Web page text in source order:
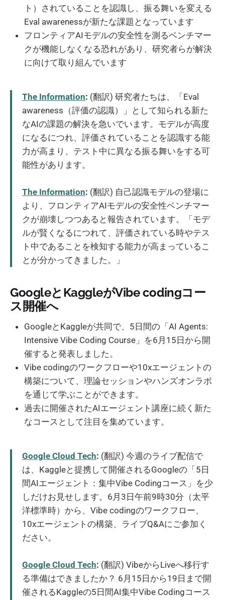
ト）されていることを認識し、振る舞いを変える
Eval awarenessが新たな課題となっています
フロンティアAIモデルの安全性を測るベンチマー
クが機能しなくなる恐れがあり、研究者らが解決
に向けて取り組んでいます
The Information: (翻訳) 研究者たちは、「Eval
awareness（評価の認識）」として知られる新た
なAIの課題の解決を急いでいます。モデルが高度
になるにつれ、評価されていることを認識する能
力が高まり、テスト中に異なる振る舞いをする可
能性があります。
The Information: (翻訳) 自己認識モデルの登場に
より、フロンティアAIモデルの安全性ベンチマー
クが崩壊しつつあると報告されています。「モデ
ルが賢くなるにつれて、評価されている時やテス
ト中であることを検知する能力が高まっているこ
とが分かってきました。」
GoogleとKaggleがVibe codingコー
ス開催へ
GoogleとKaggleが共同で、5日間の「AI Agents:
Intensive Vibe Coding Course」を6月15日から開
催すると発表しました。
Vibe codingのワークフローや10xエージェントの
構築について、理論セッションやハンズオンラボ
を通じて学ぶことができます。
過去に開催されたAIエージェント講座に続く新た
なコースとして注目を集めています。
Google Cloud Tech: (翻訳) 今週のライブ配信で
は、Kaggleと提携して開催されるGoogleの「5日
間AIエージェント：集中Vibe Codingコース」を少
しだけお見せします。6月3日午前9時30分（太平
洋標準時）から、Vibe codingのワークフロー、
10xエージェントの構築、ライブQ&Aにご参加く
ださい。
Google Cloud Tech: (翻訳) VibeからLiveへ移行す
る準備はできましたか？ 6月15日から19日まで開
催されるKaggleの5日間AI集中Vibe Codingコース